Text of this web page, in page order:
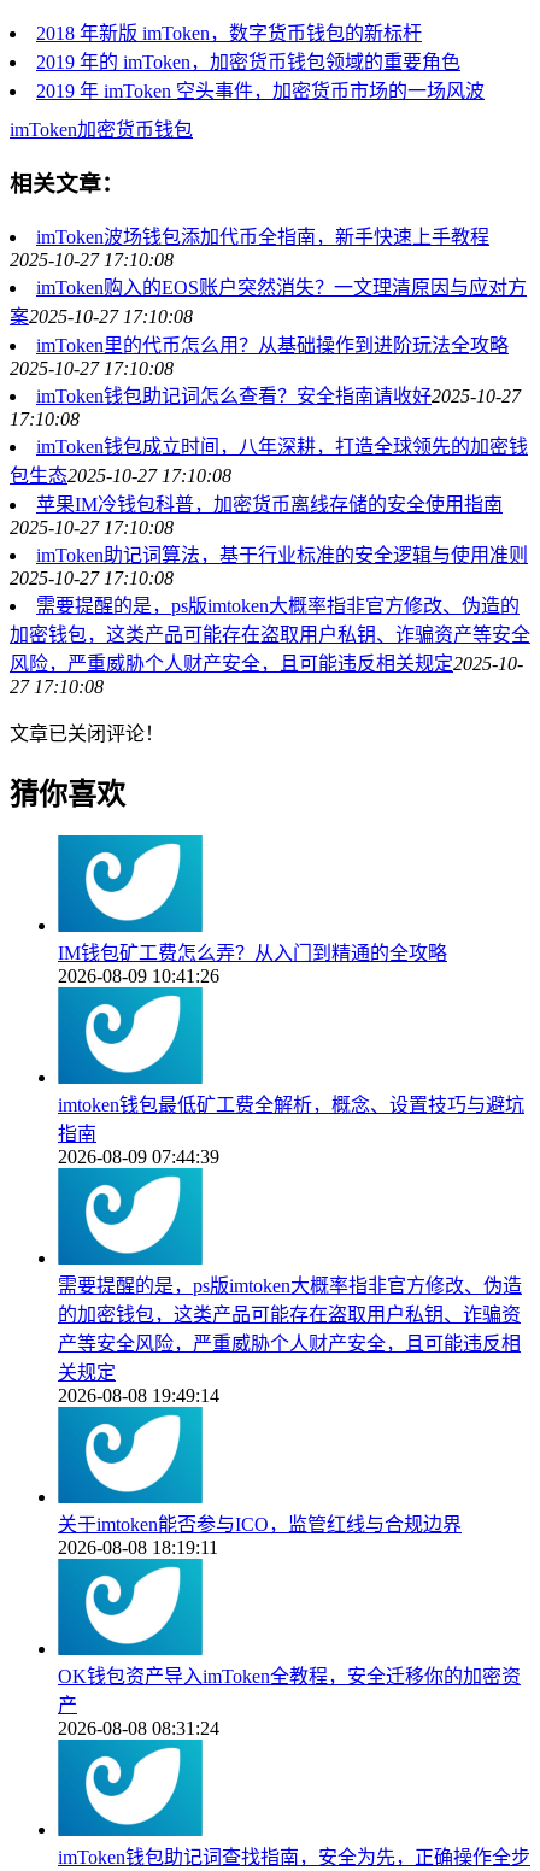
2018 年新版 imToken，数字货币钱包的新标杆
2019 年的 imToken，加密货币钱包领域的重要角色
2019 年 imToken 空头事件，加密货币市场的一场风波
imToken加密货币钱包
相关文章：
imToken波场钱包添加代币全指南，新手快速上手教程
2025-10-27 17:10:08
imToken购入的EOS账户突然消失？一文理清原因与应对方
案2025-10-27 17:10:08
imToken里的代币怎么用？从基础操作到进阶玩法全攻略
2025-10-27 17:10:08
imToken钱包助记词怎么查看？安全指南请收好2025-10-27
17:10:08
imToken钱包成立时间，八年深耕，打造全球领先的加密钱
包生态2025-10-27 17:10:08
苹果IM冷钱包科普，加密货币离线存储的安全使用指南
2025-10-27 17:10:08
imToken助记词算法，基于行业标准的安全逻辑与使用准则
2025-10-27 17:10:08
需要提醒的是，ps版imtoken大概率指非官方修改、伪造的
加密钱包，这类产品可能存在盗取用户私钥、诈骗资产等安全
风险，严重威胁个人财产安全，且可能违反相关规定2025-10-
27 17:10:08
文章已关闭评论！
猜你喜欢
IM钱包矿工费怎么弄？从入门到精通的全攻略
2026-08-09 10:41:26
imtoken钱包最低矿工费全解析，概念、设置技巧与避坑
指南
2026-08-09 07:44:39
需要提醒的是，ps版imtoken大概率指非官方修改、伪造
的加密钱包，这类产品可能存在盗取用户私钥、诈骗资
产等安全风险，严重威胁个人财产安全，且可能违反相
关规定
2026-08-08 19:49:14
关于imtoken能否参与ICO，监管红线与合规边界
2026-08-08 18:19:11
OK钱包资产导入imToken全教程，安全迁移你的加密资
产
2026-08-08 08:31:24
imToken钱包助记词查找指南，安全为先，正确操作全步